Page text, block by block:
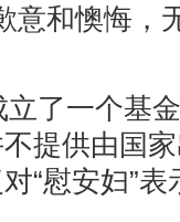
意和懊悔，
了一个基
提供由国
“慰安妇”